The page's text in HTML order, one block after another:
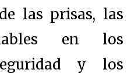
las prisas, las
en los
y los